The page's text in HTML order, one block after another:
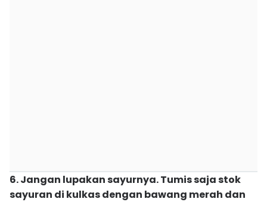
6. Jangan lupakan sayurnya. Tumis saja stok
sayuran di kulkas dengan bawang merah dan